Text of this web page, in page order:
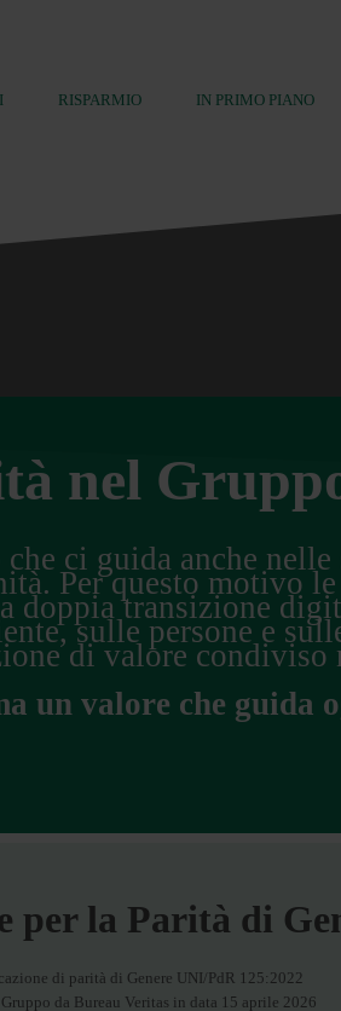
RISPARMIO IN PRIMO PIANO
nel
ci guida anche
Per questo motivo
doppia transizione
sulle persone e
di valore condiviso
un valore che guida
per la Parità di
di parità di Genere UNI/PdR 125:2022
da Bureau Veritas in data 15 aprile 2026